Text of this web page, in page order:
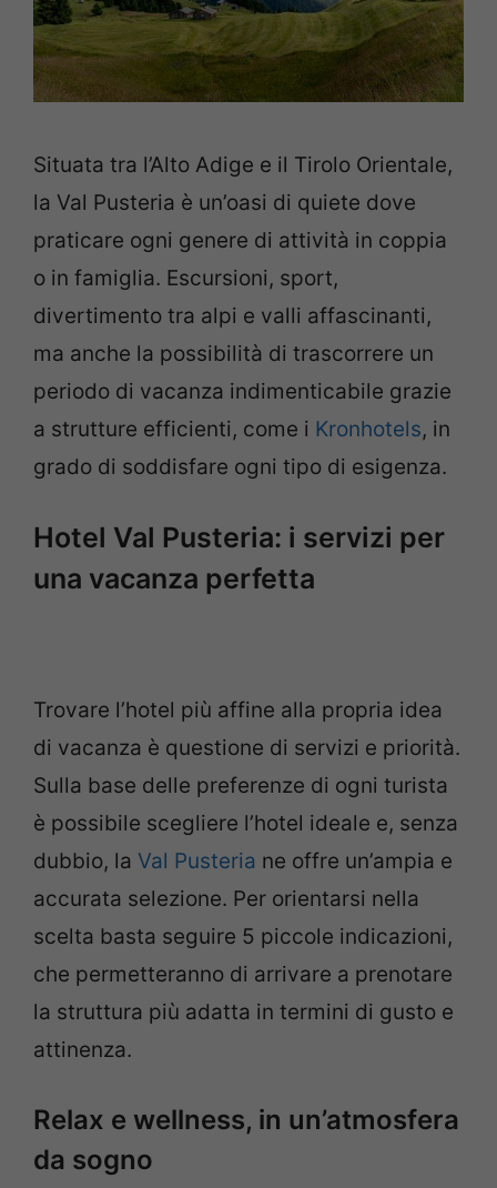
Situata tra l’Alto Adige e il Tirolo Orientale,
la Val Pusteria è un’oasi di quiete dove
praticare ogni genere di attività in coppia
o in famiglia. Escursioni, sport,
divertimento tra alpi e valli affascinanti,
ma anche la possibilità di trascorrere un
periodo di vacanza indimenticabile grazie
a strutture efficienti, come i Kronhotels, in
grado di soddisfare ogni tipo di esigenza.
Hotel Val Pusteria: i servizi per
una vacanza perfetta
Trovare l’hotel più affine alla propria idea
di vacanza è questione di servizi e priorità.
Sulla base delle preferenze di ogni turista
è possibile scegliere l’hotel ideale e, senza
dubbio, la Val Pusteria ne offre un’ampia e
accurata selezione. Per orientarsi nella
scelta basta seguire 5 piccole indicazioni,
che permetteranno di arrivare a prenotare
la struttura più adatta in termini di gusto e
attinenza.
Relax e wellness, in un’atmosfera
da sogno